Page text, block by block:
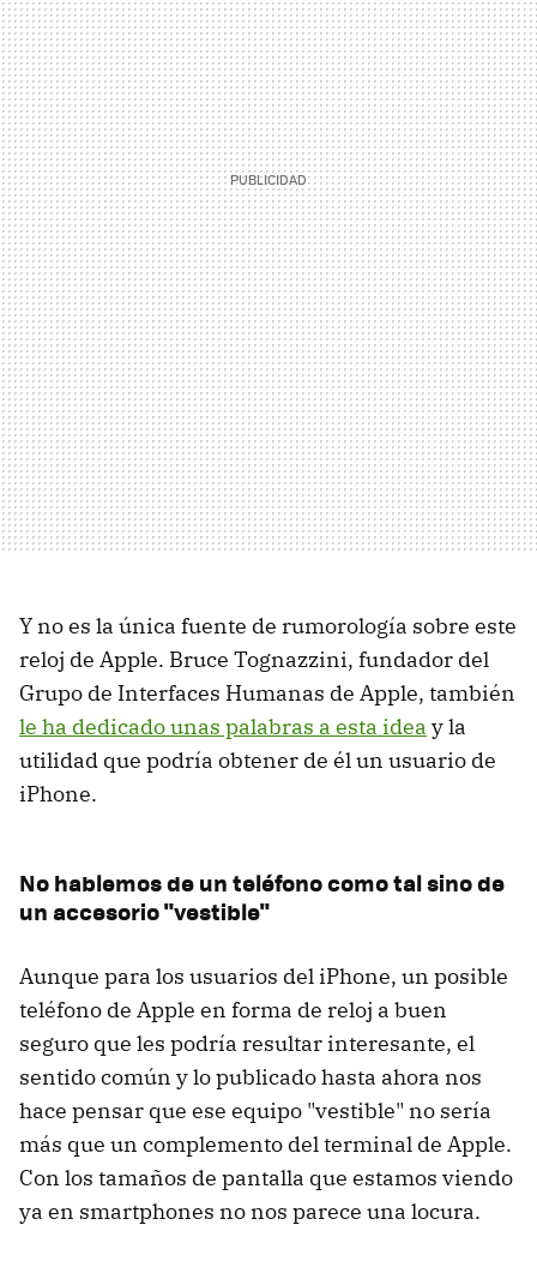
Y no es la única fuente de rumorología sobre este
reloj de Apple. Bruce Tognazzini, fundador del
Grupo de Interfaces Humanas de Apple, también
le ha dedicado unas palabras a esta idea y la
utilidad que podría obtener de él un usuario de
iPhone.
No hablemos de un teléfono como tal sino de
un accesorio "vestible"
Aunque para los usuarios del iPhone, un posible
teléfono de Apple en forma de reloj a buen
seguro que les podría resultar interesante, el
sentido común y lo publicado hasta ahora nos
hace pensar que ese equipo "vestible" no sería
más que un complemento del terminal de Apple.
Con los tamaños de pantalla que estamos viendo
ya en smartphones no nos parece una locura.